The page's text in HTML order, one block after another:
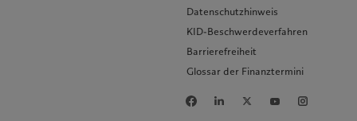
Datenschutzhinweis
KID-Beschwerdeverfahren
Barrierefreiheit
Glossar der Finanztermini